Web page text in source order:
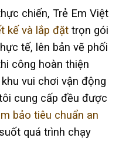
chiến, Trẻ Em Việt
kế và lắp đặt trọn gói
tế, lên bản vẽ phối
công hoàn thiện
vui chơi vận động
cung cấp đều được
bảo tiêu chuẩn an
quá trình chạy